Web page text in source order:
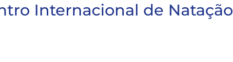
Internacional de Natação